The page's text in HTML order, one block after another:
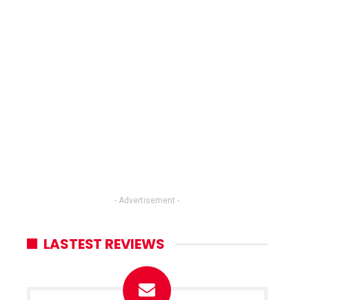
- Advertisement -
LASTEST REVIEWS